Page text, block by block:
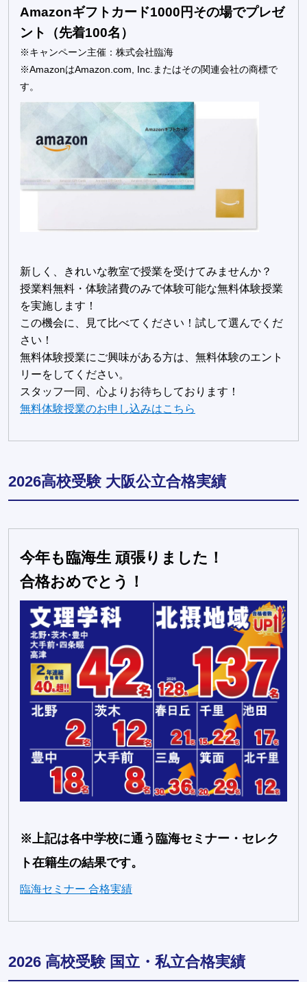
Amazonギフトカード1000円その場でプレゼ
ント（先着100名）
※キャンペーン主催：株式会社臨海
※AmazonはAmazon.com, Inc.またはその関連会社の商標で
す。
新しく、きれいな教室で授業を受けてみませんか？
授業料無料・体験諸費のみで体験可能な無料体験授業
を実施します！
この機会に、見て比べてください！試して選んでくだ
さい！
無料体験授業にご興味がある方は、無料体験のエント
リーをしてください。
スタッフ一同、心よりお待ちしております！
無料体験授業のお申し込みはこちら
2026高校受験 大阪公立合格実績
今年も臨海生 頑張りました！
合格おめでとう！
※上記は各中学校に通う臨海セミナー・セレク
ト在籍生の結果です。
臨海セミナー 合格実績
2026 高校受験 国立・私立合格実績